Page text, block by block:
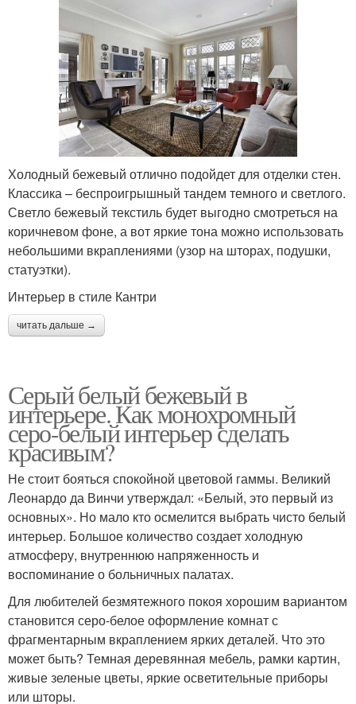
Холодный бежевый отлично подойдет для отделки стен.
Классика – беспроигрышный тандем темного и светлого.
Светло бежевый текстиль будет выгодно смотреться на
коричневом фоне, а вот яркие тона можно использовать
небольшими вкраплениями (узор на шторах, подушки,
статуэтки).
Интерьер в стиле Кантри
читать дальше →
Серый белый бежевый в
интерьере. Как монохромный
серо-белый интерьер сделать
красивым?
Не стоит бояться спокойной цветовой гаммы. Великий
Леонардо да Винчи утверждал: «Белый, это первый из
основных». Но мало кто осмелится выбрать чисто белый
интерьер. Большое количество создает холодную
атмосферу, внутреннюю напряженность и
воспоминание о больничных палатах.
Для любителей безмятежного покоя хорошим вариантом
становится серо-белое оформление комнат с
фрагментарным вкраплением ярких деталей. Что это
может быть? Темная деревянная мебель, рамки картин,
живые зеленые цветы, яркие осветительные приборы
или шторы.